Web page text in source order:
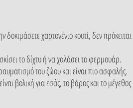
χαρτονένιο κουτί, δεν πρόκειται
το δίχτυ ή να χαλάσει το φερμουάρ.
του ζώου και είναι πιο ασφαλής.
βολική για εσάς, το βάρος και το μέγεθος